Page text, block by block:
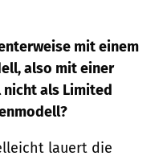
mit einem
also mit einer
nicht als Limited
lauert die